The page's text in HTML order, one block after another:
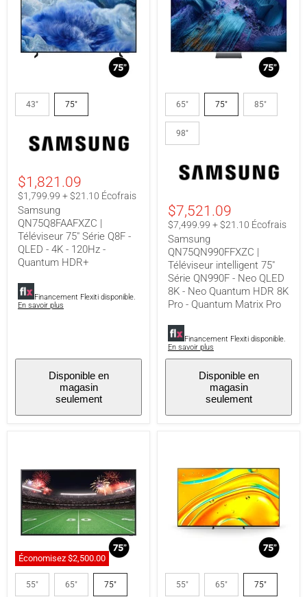
Samsung
QN75Q8FAAFXZC
Série
QLED
4K
120Hz
Quantum
HDR+
43" 75"
$1,821.09
$1,799.99 + $21.10 Écofrais
Samsung
QN75Q8FAAFXZC |
Téléviseur 75" Série Q8F -
QLED - 4K - 120Hz -
Quantum HDR+
Financement Flexiti disponible.
En savoir plus
Disponible en
magasin
seulement
Samsung
QN75QN990FFXZC
Téléviseur
intelligent
75"
QN990F
8K
Neo
Quantum
HDR
8K
Pro
Quantum
Matrix
65" 75" 85"
98"
$7,521.09
$7,499.99 + $21.10 Écofrais
Samsung
QN75QN990FFXZC |
Téléviseur intelligent 75"
Série QN990F - Neo QLED
8K - Neo Quantum HDR 8K
Pro - Quantum Matrix Pro
Financement Flexiti disponible.
En savoir plus
Disponible en
magasin
seulement
Économisez $2,500.00
Samsung
QN75LST7DAFXZC
55" 65" 75"
Sony
BRAVIA
55" 65" 75"